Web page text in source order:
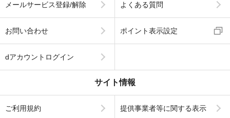
メールサービス登録/解除 よくある質問
お問い合わせ ポイント表示設定
dアカウントログイン
サイト情報
ご利用規約 提供事業者等に関する表示